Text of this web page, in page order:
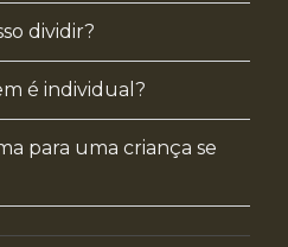
dividir?
é individual?
para uma criança se